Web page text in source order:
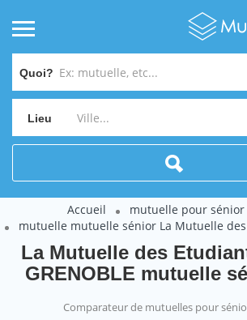
Quoi?
Lieu
Accueil
mutuelle pour
mutuelle mutuelle sénior La Mutuelle des
La Mutuelle des
GRENOBLE mutuelle
Comparateur de mutuelles pour